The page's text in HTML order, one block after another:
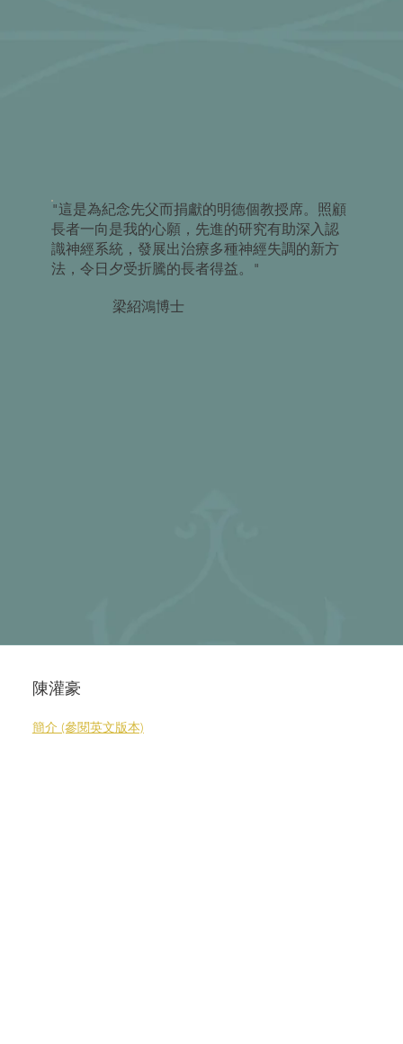
"這是為紀念先父而捐獻的明德個教授席。照顧
長者一向是我的心願，先進的研究有助深入認
識神經系統，發展出治療多種神經失調的新方
法，令日夕受折騰的長者得益。"
梁紹鴻博士
簡介 (參閱英文版本)
陳灌豪